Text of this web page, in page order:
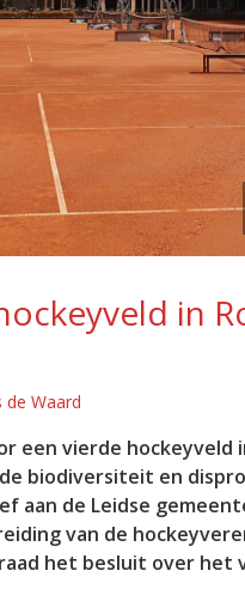
in
de Waard
een vierde hockeyveld
biodiversiteit en
aan de Leidse
van de
het besluit over het